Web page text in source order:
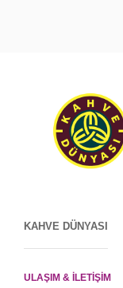
KAHVE DÜNYASI
ULAŞIM & İLETİŞİM